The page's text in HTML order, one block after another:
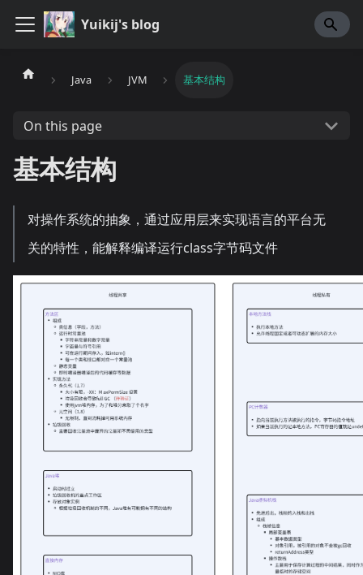
Yuikij's blog
Java JVM 基本结构
On this page
基本结构
对操作系统的抽象，通过应用层来实现语言的平台无
关的特性，能解释编译运行class字节码文件